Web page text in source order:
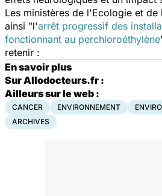
Les ministères de l'Ecologie et de
ainsi "l'arrêt progressif des
fonctionnant au perchloroéthylène
retenir :
En savoir plus
Sur Allodocteurs.fr :
Ailleurs sur le web :
CANCER ENVIRONNEMENT
ARCHIVES